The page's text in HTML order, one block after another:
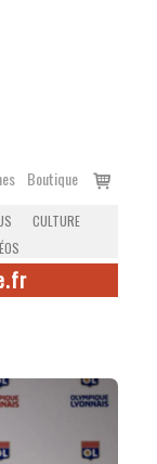
Boutique
Voir
CULTURE